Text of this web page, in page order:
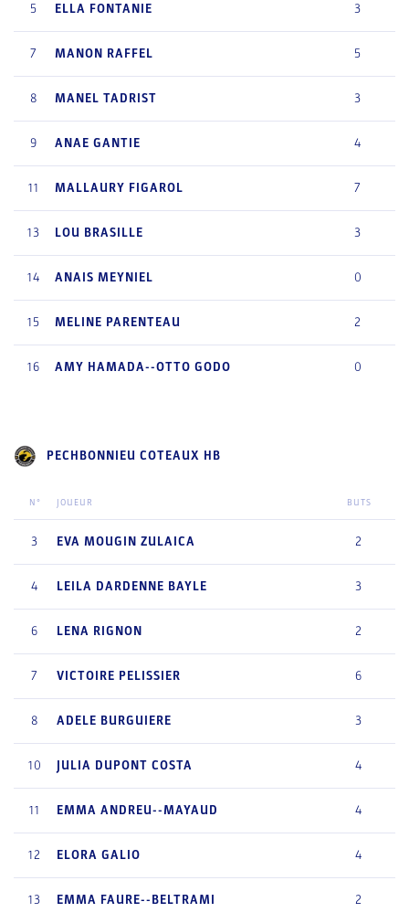
5 ELLA FONTANIE 3
7 MANON RAFFEL 5
8 MANEL TADRIST 3
9 ANAE GANTIE 4
11 MALLAURY FIGAROL 7
13 LOU BRASILLE 3
14 ANAIS MEYNIEL 0
15 MELINE PARENTEAU 2
16 AMY HAMADA--OTTO GODO 0
PECHBONNIEU COTEAUX HB
N° JOUEUR BUTS
3 EVA MOUGIN ZULAICA 2
4 LEILA DARDENNE BAYLE 3
6 LENA RIGNON 2
7 VICTOIRE PELISSIER 6
8 ADELE BURGUIERE 3
10 JULIA DUPONT COSTA 4
11 EMMA ANDREU--MAYAUD 4
12 ELORA GALIO 4
13 EMMA FAURE--BELTRAMI 2